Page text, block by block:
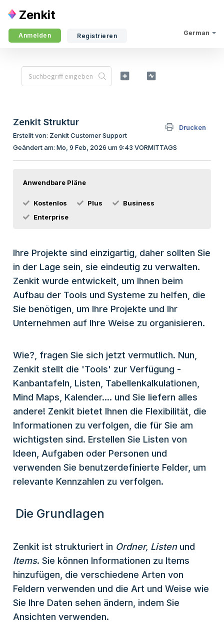
Zenkit
German
Anmelden Registrieren
Zenkit Struktur
Drucken
Erstellt von: Zenkit Customer Support
Geändert am: Mo, 9 Feb, 2026 um 9:43 VORMITTAGS
Anwendbare Pläne
Kostenlos Plus
Business
Enterprise
Ihre Projekte sind einzigartig, daher sollten Sie
in der Lage sein, sie eindeutig zu verwalten.
Zenkit wurde entwickelt, um Ihnen beim
Aufbau der Tools und Systeme zu helfen, die
Sie benötigen, um Ihre Projekte und Ihr
Unternehmen auf Ihre Weise zu organisieren.
Wie?, fragen Sie sich jetzt vermutlich. Nun,
Zenkit stellt die 'Tools' zur Verfügung -
Kanbantafeln, Listen, Tabellenkalkulationen,
Mind Maps, Kalender.... und Sie liefern alles
andere! Zenkit bietet Ihnen die Flexibilität, die
Informationen zu verfolgen, die für Sie am
wichtigsten sind. Erstellen Sie Listen von
Ideen, Aufgaben oder Personen und
verwenden Sie benutzerdefinierte Felder, um
relevante Kennzahlen zu verfolgen.
Die Grundlagen
Zenkit ist strukturiert in Ordner, Listenund
Items. Sie können Informationen zu Items
hinzufügen, die verschiedene Arten von
Feldern verwenden und die Art und Weise wie
Sie Ihre Daten sehen ändern, indem Sie
Ansichten verwenden.